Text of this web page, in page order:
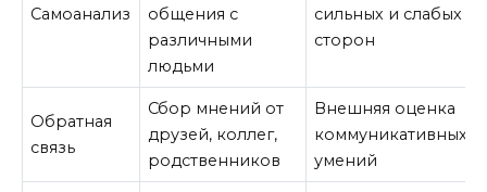
Самоанализ
общения с
различными
людьми
сильных и слабых
сторон
Обратная
связь
Сбор мнений от
друзей, коллег,
родственников
Внешняя оценка
коммуникативных
умений